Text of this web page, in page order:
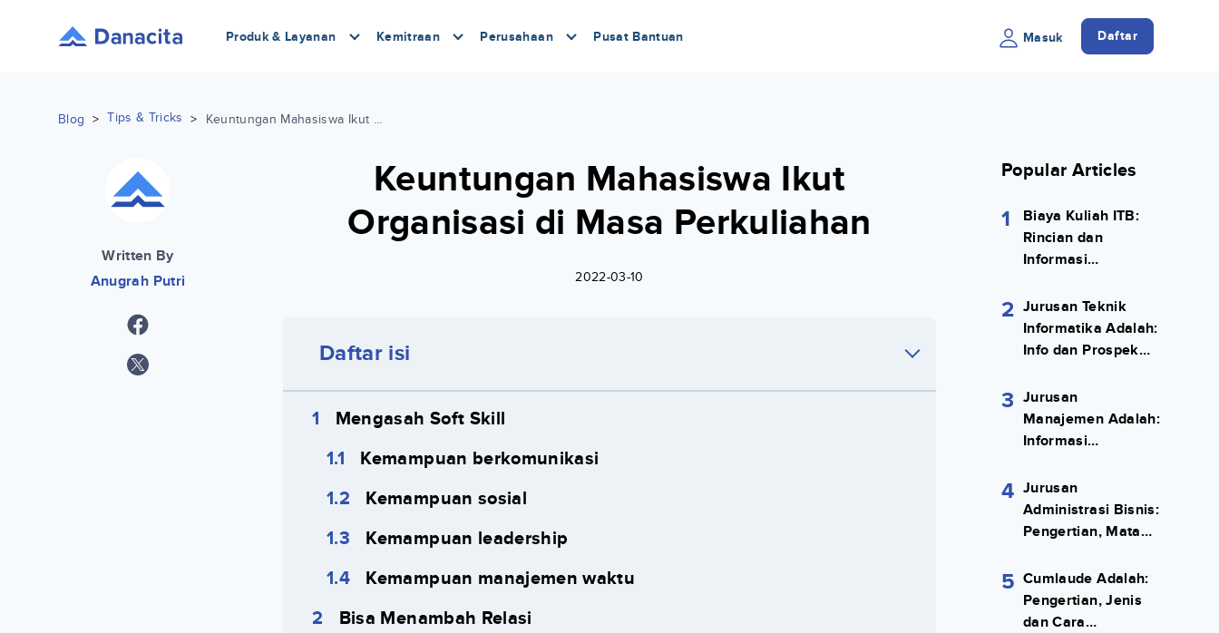
Produk & Layanan Kemitraan Perusahaan Pusat Bantuan Masuk Daftar
Blog > Tips & Tricks > Keuntungan Mahasiswa Ikut Organisasi di Masa Perkuliahan
Written By
Anugrah Putri
Keuntungan Mahasiswa Ikut
Organisasi di Masa Perkuliahan
2022-03-10
Daftar isi
Mengasah Soft Skill
Kemampuan berkomunikasi
Kemampuan sosial
Kemampuan leadership
Kemampuan manajemen waktu
Bisa Menambah Relasi
Popular Articles
1
Biaya Kuliah ITB:
Rincian dan
Informasi
2 Jurusan Teknik
Informatika Adalah:
Info dan Prospek
3 Jurusan
Manajemen Adalah:
Informasi
4 Jurusan
Administrasi Bisnis:
Pengertian, Mata
Kerja Lengkap
5 Cumlaude Adalah:
Pengertian, Jenis
dan Cara